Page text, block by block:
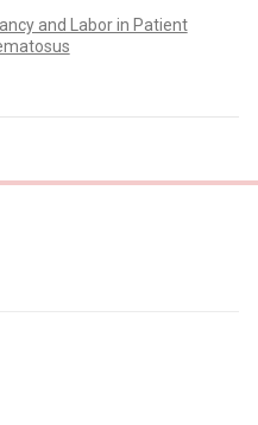
and Labor in Patient